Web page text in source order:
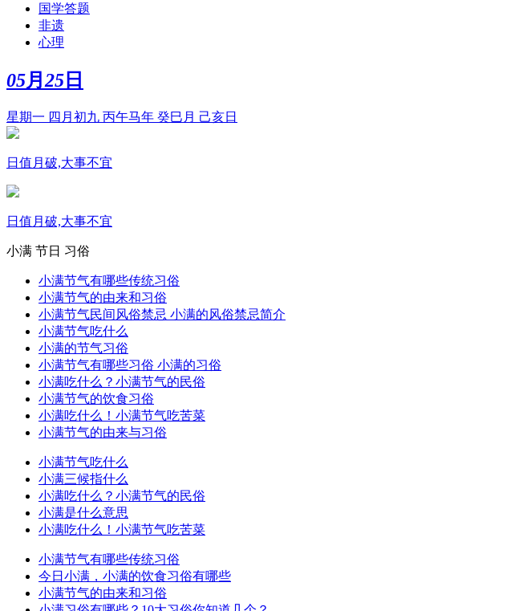
国学答题
非遗
心理
05月 25 日
星期一 四月初九 丙午马年 癸巳月 己亥日
日值月破,大事不宜
日值月破,大事不宜
小满 节日 习俗
小满节气有哪些传统习俗
小满节气的由来和习俗
小满节气民间风俗禁忌 小满的风俗禁忌简介
小满节气吃什么
小满的节气习俗
小满节气有哪些习俗 小满的习俗
小满吃什么？小满节气的民俗
小满节气的饮食习俗
小满吃什么！小满节气吃苦菜
小满节气的由来与习俗
小满节气吃什么
小满三候指什么
小满吃什么？小满节气的民俗
小满是什么意思
小满吃什么！小满节气吃苦菜
小满节气有哪些传统习俗
今日小满，小满的饮食习俗有哪些
小满节气的由来和习俗